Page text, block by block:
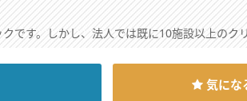
です。しかし、法人では既に10施設以上のク
働きやすさ革命」です。時短勤務、週3日常
せ働く医師を支えます！
気にな